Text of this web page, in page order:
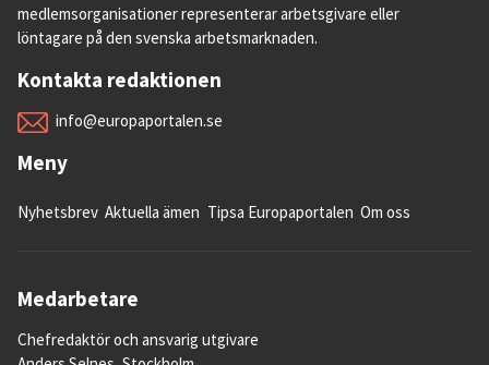
medlemsorganisationer representerar arbetsgivare eller
löntagare på den svenska arbetsmarknaden.
Kontakta redaktionen
info@europaportalen.se
Meny
Nyhetsbrev Aktuella ämen Tipsa Europaportalen Om oss
Medarbetare
Chefredaktör och ansvarig utgivare